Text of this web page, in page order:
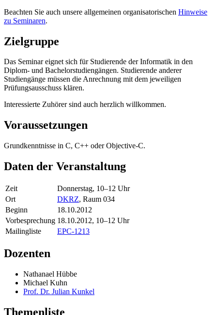
Beachten Sie auch unsere allgemeinen organisatorischen Hinweise
zu Seminaren.
Zielgruppe
Das Seminar eignet sich für Studierende der Informatik in den
Diplom- und Bachelorstudiengängen. Studierende anderer
Studiengänge müssen die Anrechnung mit dem jeweiligen
Prüfungsausschuss klären.
Interessierte Zuhörer sind auch herzlich willkommen.
Voraussetzungen
Grundkenntnisse in C, C++ oder Objective-C.
Daten der Veranstaltung
Zeit
Donnerstag, 10–12 Uhr
Ort
DKRZ, Raum 034
Beginn
18.10.2012
Vorbesprechung 18.10.2012, 10–12 Uhr
Mailingliste
EPC-1213
Dozenten
Nathanael Hübbe
Michael Kuhn
Prof. Dr. Julian Kunkel
Themenliste